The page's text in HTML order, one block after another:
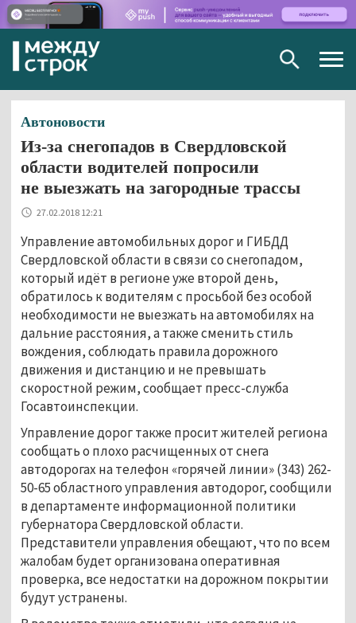
Автоновости
Из-за снегопадов в Свердловской
области водителей попросили
не выезжать на загородные трассы
27.02.2018 12:21
Управление автомобильных дорог и ГИБДД
Свердловской области в связи со снегопадом,
который идёт в регионе уже второй день,
обратилось к водителям с просьбой без особой
необходимости не выезжать на автомобилях на
дальние расстояния, а также сменить стиль
вождения, соблюдать правила дорожного
движения и дистанцию и не превышать
скоростной режим, сообщает пресс-служба
Госавтоинспекции.
Управление дорог также просит жителей региона
сообщать о плохо расчищенных от снега
автодорогах на телефон «горячей линии» (343) 262-
50-65 областного управления автодорог, сообщили
в департаменте информационной политики
губернатора Свердловской области.
Представители управления обещают, что по всем
жалобам будет организована оперативная
проверка, все недостатки на дорожном покрытии
будут устранены.